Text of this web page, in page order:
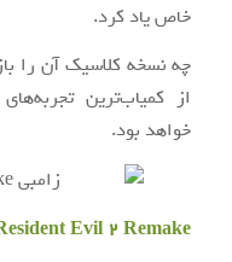
خاص یاد کرد.
چه نسخه کلاسیک آن را
از کمیاب‌ترین
خواهد بود.
Evil 2 Remake